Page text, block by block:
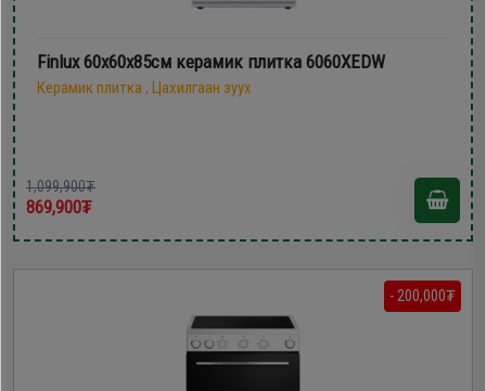
Finlux 60х60х85см керамик плитка 6060XEDW
Керамик плитка , Цахилгаан зуух
1,099,900₮
869,900₮
- 200,000₮